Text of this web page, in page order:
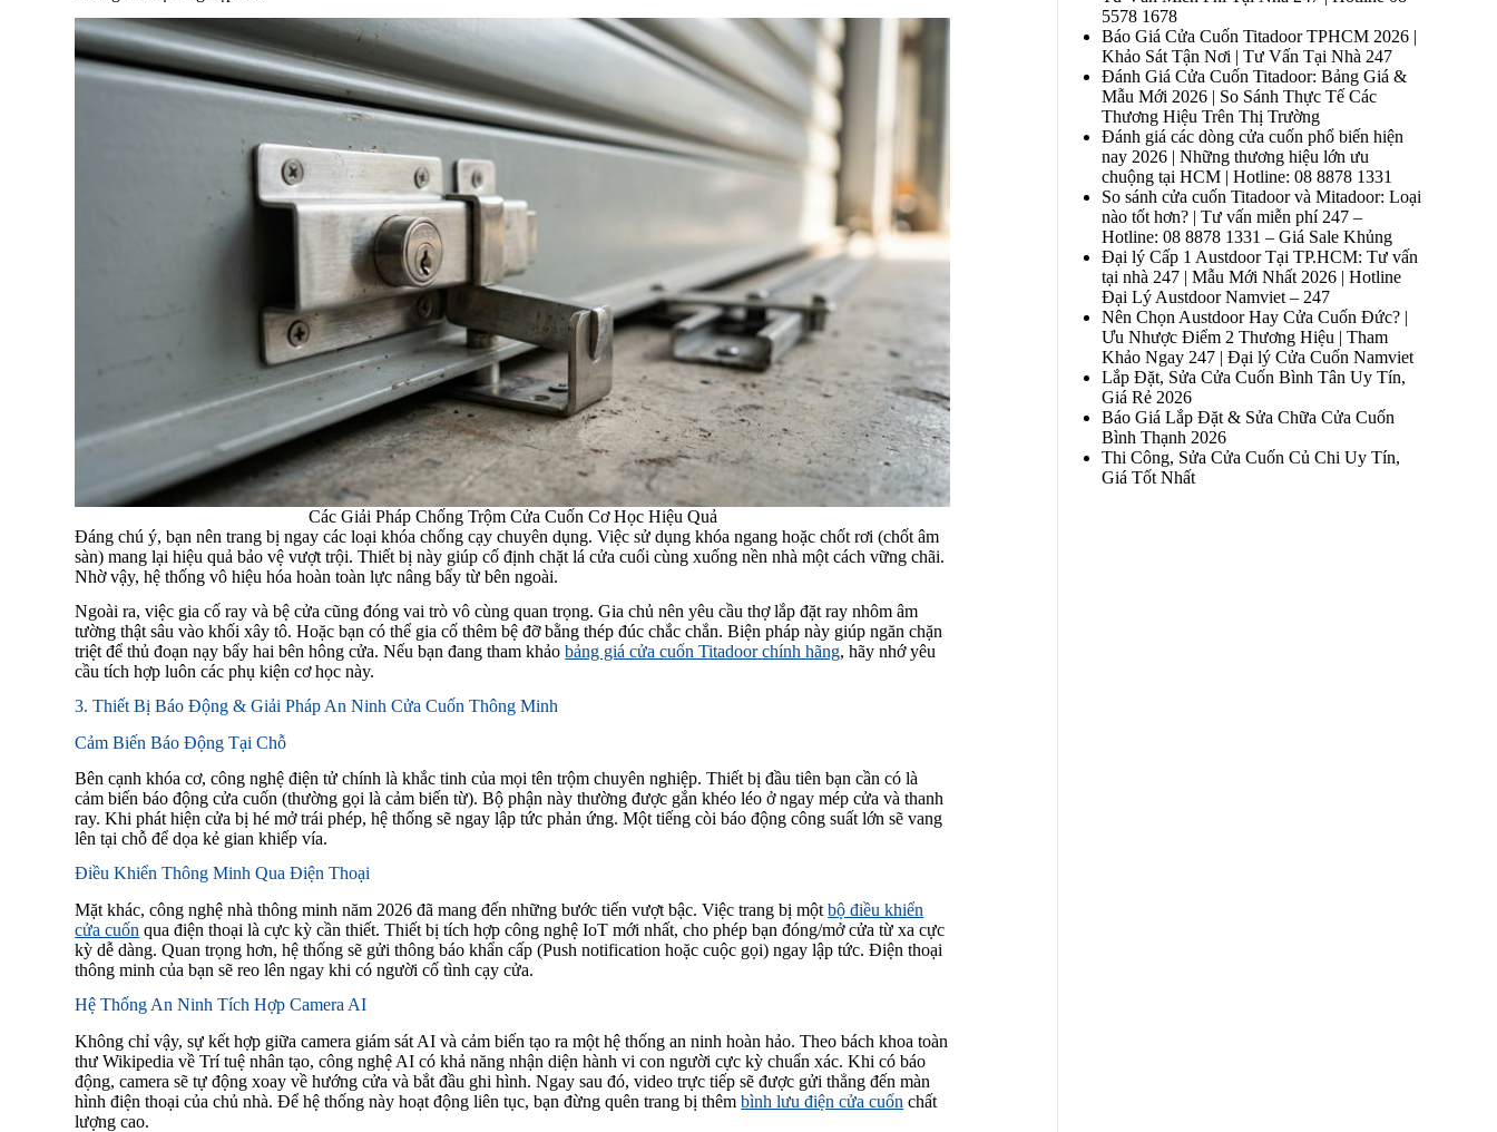
Các Giải Pháp Chống Trộm Cửa Cuốn Cơ Học Hiệu Quả
Đáng chú ý, bạn nên trang bị ngay các loại khóa chống cạy chuyên dụng. Việc sử dụng khóa ngang hoặc chốt rơi (chốt âm
sàn) mang lại hiệu quả bảo vệ vượt trội. Thiết bị này giúp cố định chặt lá cửa cuối cùng xuống nền nhà một cách vững chãi.
Nhờ vậy, hệ thống vô hiệu hóa hoàn toàn lực nâng bẩy từ bên ngoài.
Ngoài ra, việc gia cố ray và bệ cửa cũng đóng vai trò vô cùng quan trọng. Gia chủ nên yêu cầu thợ lắp đặt ray nhôm âm
tường thật sâu vào khối xây tô. Hoặc bạn có thể gia cố thêm bệ đỡ bằng thép đúc chắc chắn. Biện pháp này giúp ngăn chặn
triệt để thủ đoạn nạy bẩy hai bên hông cửa. Nếu bạn đang tham khảobảng giá cửa cuốn Titadoor chính hãng, hãy nhớ yêu
cầu tích hợp luôn các phụ kiện cơ học này.
3. Thiết Bị Báo Động & Giải Pháp An Ninh Cửa Cuốn Thông Minh
Cảm Biến Báo Động Tại Chỗ
Bên cạnh khóa cơ, công nghệ điện tử chính là khắc tinh của mọi tên trộm chuyên nghiệp. Thiết bị đầu tiên bạn cần có là
cảm biến báo động cửa cuốn (thường gọi là cảm biến từ). Bộ phận này thường được gắn khéo léo ở ngay mép cửa và thanh
ray. Khi phát hiện cửa bị hé mở trái phép, hệ thống sẽ ngay lập tức phản ứng. Một tiếng còi báo động công suất lớn sẽ vang
lên tại chỗ để dọa kẻ gian khiếp vía.
Điều Khiển Thông Minh Qua Điện Thoại
Mặt khác, công nghệ nhà thông minh năm 2026 đã mang đến những bước tiến vượt bậc. Việc trang bị mộtbộ điều khiển
cửa cuốn qua điện thoại là cực kỳ cần thiết. Thiết bị tích hợp công nghệ IoT mới nhất, cho phép bạn đóng/mở cửa từ xa cực
kỳ dễ dàng. Quan trọng hơn, hệ thống sẽ gửi thông báo khẩn cấp (Push notification hoặc cuộc gọi) ngay lập tức. Điện thoại
thông minh của bạn sẽ reo lên ngay khi có người cố tình cạy cửa.
Hệ Thống An Ninh Tích Hợp Camera AI
Không chỉ vậy, sự kết hợp giữa camera giám sát AI và cảm biến tạo ra một hệ thống an ninh hoàn hảo. Theo bách khoa toàn
thư Wikipedia về Trí tuệ nhân tạo, công nghệ AI có khả năng nhận diện hành vi con người cực kỳ chuẩn xác. Khi có báo
động, camera sẽ tự động xoay về hướng cửa và bắt đầu ghi hình. Ngay sau đó, video trực tiếp sẽ được gửi thẳng đến màn
hình điện thoại của chủ nhà. Để hệ thống này hoạt động liên tục, bạn đừng quên trang bị thêmbình lưu điện cửa cuốn chất
lượng cao.
5578 1678
Báo Giá Cửa Cuốn Titadoor TPHCM 2026 |
Khảo Sát Tận Nơi | Tư Vấn Tại Nhà 247
Đánh Giá Cửa Cuốn Titadoor: Bảng Giá &
Mẫu Mới 2026 | So Sánh Thực Tế Các
Thương Hiệu Trên Thị Trường
Đánh giá các dòng cửa cuốn phổ biến hiện
nay 2026 | Những thương hiệu lớn ưu
chuộng tại HCM | Hotline: 08 8878 1331
So sánh cửa cuốn Titadoor và Mitadoor: Loại
nào tốt hơn? | Tư vấn miễn phí 247 –
Hotline: 08 8878 1331 – Giá Sale Khủng
Đại lý Cấp 1 Austdoor Tại TP.HCM: Tư vấn
tại nhà 247 | Mẫu Mới Nhất 2026 | Hotline
Đại Lý Austdoor Namviet – 247
Nên Chọn Austdoor Hay Cửa Cuốn Đức? |
Ưu Nhược Điểm 2 Thương Hiệu | Tham
Khảo Ngay 247 | Đại lý Cửa Cuốn Namviet
Lắp Đặt, Sửa Cửa Cuốn Bình Tân Uy Tín,
Giá Rẻ 2026
Báo Giá Lắp Đặt & Sửa Chữa Cửa Cuốn
Bình Thạnh 2026
Thi Công, Sửa Cửa Cuốn Củ Chi Uy Tín,
Giá Tốt Nhất